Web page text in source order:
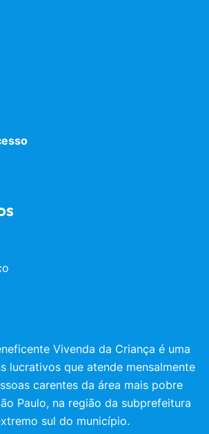
Vivenda da Criança é uma
lucrativos que atende mensalmente
carentes da área mais pobre
Paulo, na região da subprefeitura
sul do município.